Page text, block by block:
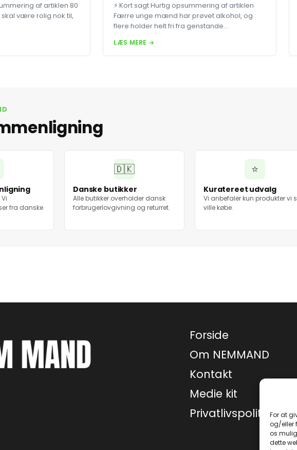
For at
og/eller
os
dette
af artiklen 80
være rolig nok til,
⚡ Kort sagt Hurtig opsummering af artiklen
Færre unge mænd har prøvet alkohol, og
flere holder helt fri fra genstande...
LÆS MERE →
fra danske
🇩🇰
Danske butikker
Alle butikker overholder dansk
forbrugerlovgivning og returret.
⭐
Kuratereet udvalg
Vi anbefaler kun produkter vi
ville købe.
Forside
Om NEMMAND
Kontakt
Medie kit
Privatlivspolitik